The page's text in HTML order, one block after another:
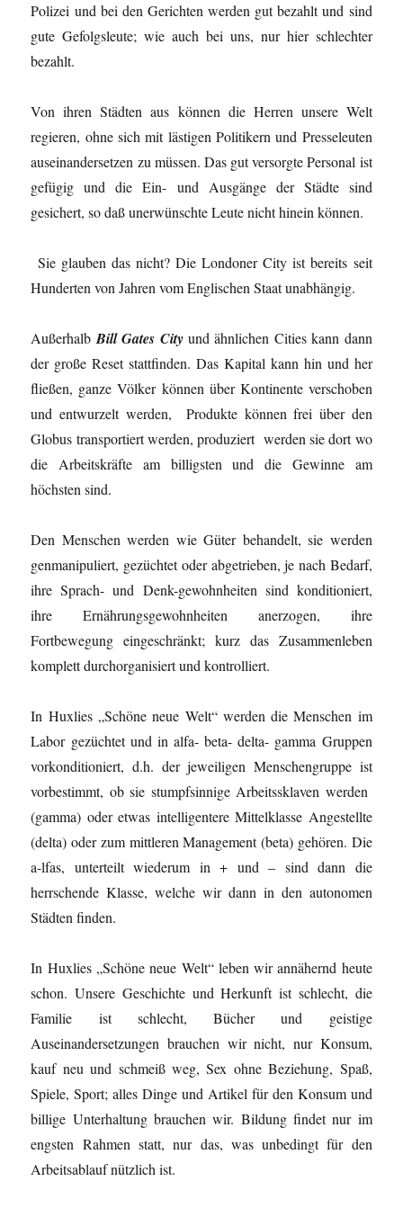
Polizei und bei den Gerichten werden gut bezahlt und sind
gute Gefolgsleute; wie auch bei uns, nur hier schlechter
bezahlt.
Von ihren Städten aus können die Herren unsere Welt
regieren, ohne sich mit lästigen Politikern und Presseleuten
auseinandersetzen zu müssen. Das gut versorgte Personal ist
gefügig und die Ein- und Ausgänge der Städte sind
gesichert, so daß unerwünschte Leute nicht hinein können.
Sie glauben das nicht? Die Londoner City ist bereits seit
Hunderten von Jahren vom Englischen Staat unabhängig.
Außerhalb Bill Gates Cityund ähnlichen Cities kann dann
der große Reset stattfinden. Das Kapital kann hin und her
fließen, ganze Völker können über Kontinente verschoben
und entwurzelt werden, Produkte können frei über den
Globus transportiert werden, produziert werden sie dort wo
die Arbeitskräfte am billigsten und die Gewinne am
höchsten sind.
Den Menschen werden wie Güter behandelt, sie werden
genmanipuliert, gezüchtet oder abgetrieben, je nach Bedarf,
ihre Sprach- und Denk-gewohnheiten sind konditioniert,
ihre Ernährungsgewohnheiten anerzogen, ihre
Fortbewegung eingeschränkt; kurz das Zusammenleben
komplett durchorganisiert und kontrolliert.
In Huxlies „Schöne neue Welt“ werden die Menschen im
Labor gezüchtet und in alfa- beta- delta- gamma Gruppen
vorkonditioniert, d.h. der jeweiligen Menschengruppe ist
vorbestimmt, ob sie stumpfsinnige Arbeitssklaven werden
(gamma) oder etwas intelligentere Mittelklasse Angestellte
(delta) oder zum mittleren Management (beta) gehören. Die
a-lfas, unterteilt wiederum in + und – sind dann die
herrschende Klasse, welche wir dann in den autonomen
Städten finden.
In Huxlies „Schöne neue Welt“ leben wir annähernd heute
schon. Unsere Geschichte und Herkunft ist schlecht, die
Familie ist schlecht, Bücher und geistige
Auseinandersetzungen brauchen wir nicht, nur Konsum,
kauf neu und schmeiß weg, Sex ohne Beziehung, Spaß,
Spiele, Sport; alles Dinge und Artikel für den Konsum und
billige Unterhaltung brauchen wir. Bildung findet nur im
engsten Rahmen statt, nur das, was unbedingt für den
Arbeitsablauf nützlich ist.